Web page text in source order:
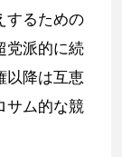
するための
党派的に続
以降は互恵
サム的な競